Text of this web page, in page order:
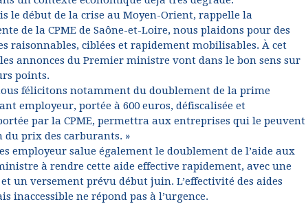
le début de la crise au Moyen-Orient, rappelle la
de la CPME de Saône-et-Loire, nous plaidons pour des
raisonnables, ciblées et rapidement mobilisables. À cet
annonces du Premier ministre vont dans le bon sens sur
points.
félicitons notamment du doublement de la prime
employeur, portée à 600 euros, défiscalisée et
par la CPME, permettra aux entreprises qui le peuvent
prix des carburants. »
employeur salue également le doublement de l’aide aux
à rendre cette aide effective rapidement, avec une
un versement prévu début juin. L’effectivité des aides
inaccessible ne répond pas à l’urgence.